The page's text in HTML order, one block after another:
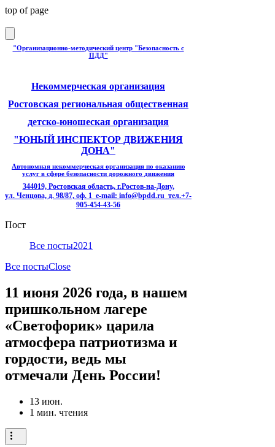
top of page
"Организационно-методический центр "Безопасность с
ПДД"
Некоммерческая организация
Ростовская региональная общественная
детско-юношеская организация
"ЮНЫЙ ИНСПЕКТОР ДВИЖЕНИЯ
ДОНА"
Автономная некоммерческая организация по оказанию
услуг в сфере безопасности дорожного движения
344019, Ростовская область, г.Ростов-на-Дону,
ул. Ченцова, д. 98/87, оф. 1 e-mail: info@bpdd.ru тел.+7-
905-454-43-56
Пост
Все посты2021
Все постыClose
11 июня 2026 года, в нашем
пришкольном лагере
«Светофорик» царила
атмосфера патриотизма и
гордости, ведь мы
отмечали День России!
13 июн.
1 мин. чтения